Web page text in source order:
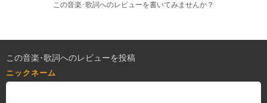
この音楽･歌詞へのレビューを書いてみませんか？
この音楽･歌詞へのレビューを投稿
ニックネーム